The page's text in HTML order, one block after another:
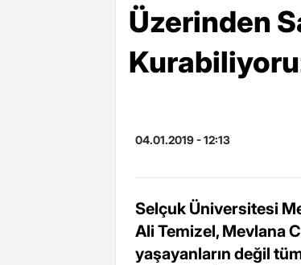
Üzerinden
04.01.2019 - 12:13
Selçuk Üniversitesi
Ali Temizel, Mevlana
yaşayanların değil